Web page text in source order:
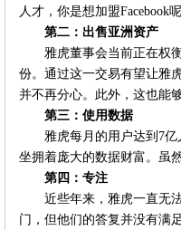
人才，你是想加盟Facebook
第二：出售亚洲资产
雅虎董事会当前正在权
份。通过这一交易有望让雅
并不再分心。此外，这也能
第三：使用数据
雅虎每月的用户达到7
坐拥着庞大的数据财富。虽
第四：专注
近些年来，雅虎一直无
门，但他们的答复并没有满